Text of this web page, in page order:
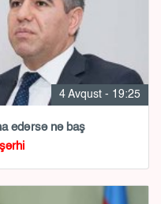
4 Avqust - 19:25
edərsə nə baş